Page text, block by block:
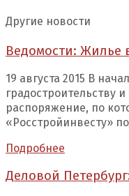
Другие новости
Ведомости: Жилье
19 августа 2015 В
градостроительству
распоряжение, по
«Росстройинвесту»
Подробнее
Деловой